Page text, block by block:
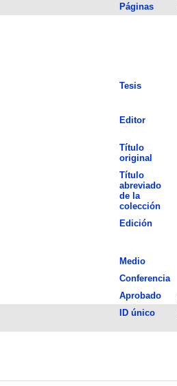
Páginas
Tesis
Editor
Título
original
Título
abreviado
de la
colección
Edición
Medio
Conferencia
Aprobado
ID único